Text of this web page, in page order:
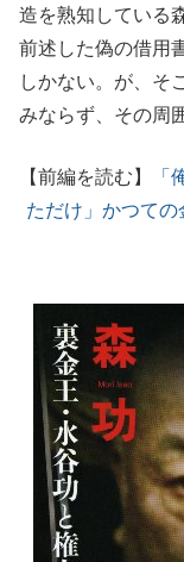
造を熟知している
前述した偽の借用
しかない。が、そ
みならず、その周
【前編を読む】
「
ただけ」かつての